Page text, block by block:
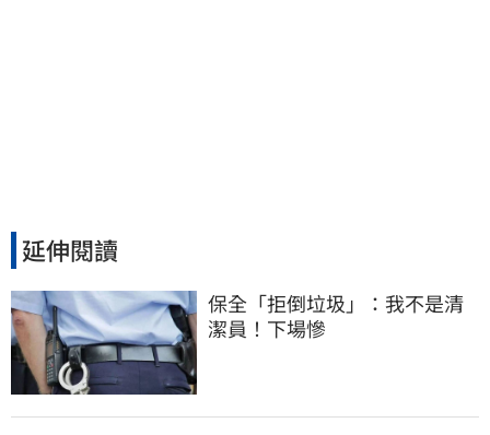
延伸閱讀
保全「拒倒垃圾」：我不是清
潔員！下場慘